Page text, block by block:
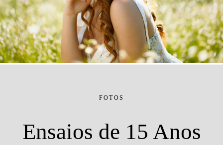
FOTOS
Ensaios de 15 Anos